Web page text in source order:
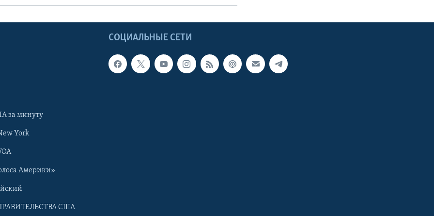
СОЦИАЛЬНЫЕ СЕТИ
за минуту
York
Америки»
США